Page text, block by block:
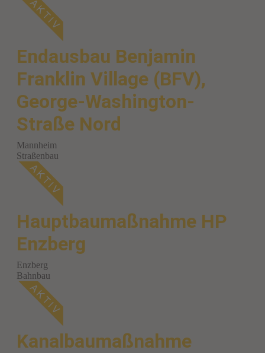
Endausbau Benjamin
Franklin Village (BFV),
George-Washington-
Straße Nord
Mannheim
Straßenbau
Hauptbaumaßnahme HP
Enzberg
Enzberg
Bahnbau
Kanalbaumaßnahme